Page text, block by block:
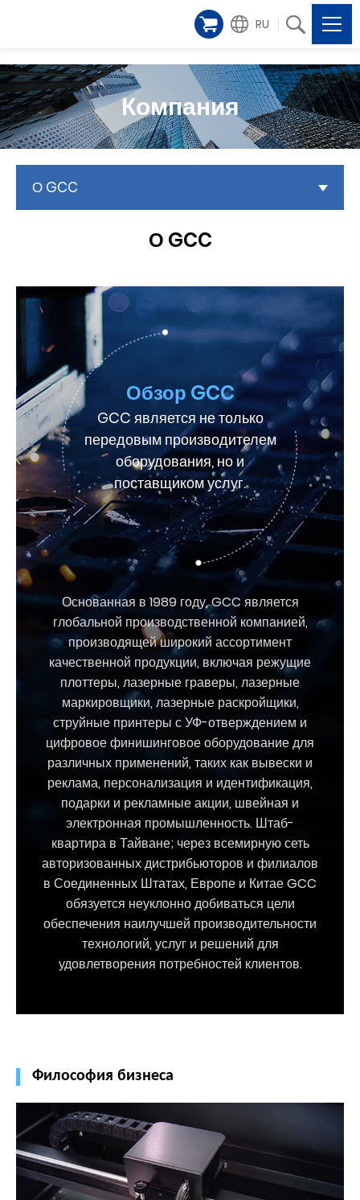
RU
Компания
О GCC
О GCC
Обзор GCC
GCC является не только
передовым производителем
оборудования, но и
поставщиком услуг.
Основанная в 1989 году, GCC является
глобальной производственной компанией,
производящей широкий ассортимент
качественной продукции, включая режущие
плоттеры, лазерные граверы, лазерные
маркировщики, лазерные раскройщики,
струйные принтеры с УФ-отверждением и
цифровое финишинговое оборудование для
различных применений, таких как вывески и
реклама, персонализация и идентификация,
подарки и рекламные акции, швейная и
электронная промышленность. Штаб-
квартира в Тайване; через всемирную сеть
авторизованных дистрибьюторов и филиалов
в Соединенных Штатах, Европе и Китае GCC
обязуется неуклонно добиваться цели
обеспечения наилучшей производительности
технологий, услуг и решений для
удовлетворения потребностей клиентов.
Философия бизнеса